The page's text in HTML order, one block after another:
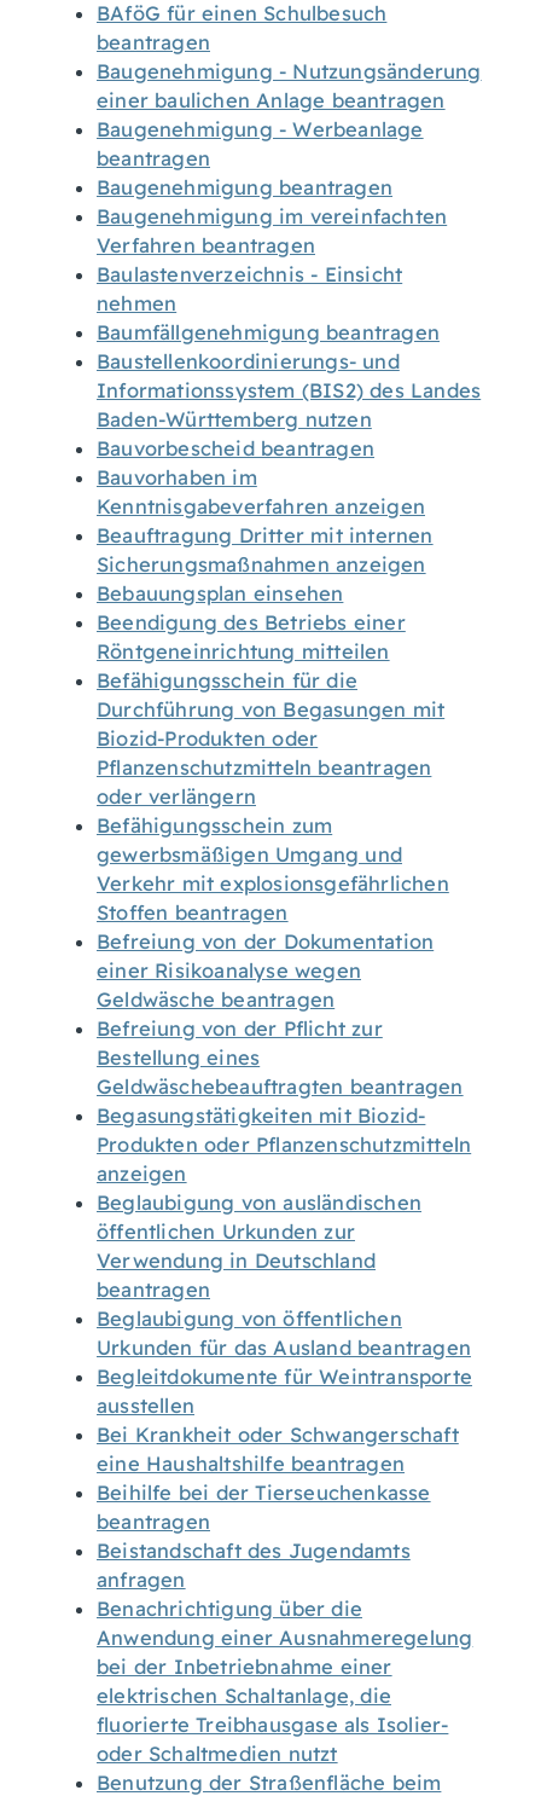
BAföG für einen Schulbesuch
beantragen
Baugenehmigung - Nutzungsänderung
einer baulichen Anlage beantragen
Baugenehmigung - Werbeanlage
beantragen
Baugenehmigung beantragen
Baugenehmigung im vereinfachten
Verfahren beantragen
Baulastenverzeichnis - Einsicht
nehmen
Baumfällgenehmigung beantragen
Baustellenkoordinierungs- und
Informationssystem (BIS2) des Landes
Baden-Württemberg nutzen
Bauvorbescheid beantragen
Bauvorhaben im
Kenntnisgabeverfahren anzeigen
Beauftragung Dritter mit internen
Sicherungsmaßnahmen anzeigen
Bebauungsplan einsehen
Beendigung des Betriebs einer
Röntgeneinrichtung mitteilen
Befähigungsschein für die
Durchführung von Begasungen mit
Biozid-Produkten oder
Pflanzenschutzmitteln beantragen
oder verlängern
Befähigungsschein zum
gewerbsmäßigen Umgang und
Verkehr mit explosionsgefährlichen
Stoffen beantragen
Befreiung von der Dokumentation
einer Risikoanalyse wegen
Geldwäsche beantragen
Befreiung von der Pflicht zur
Bestellung eines
Geldwäschebeauftragten beantragen
Begasungstätigkeiten mit Biozid-
Produkten oder Pflanzenschutzmitteln
anzeigen
Beglaubigung von ausländischen
öffentlichen Urkunden zur
Verwendung in Deutschland
beantragen
Beglaubigung von öffentlichen
Urkunden für das Ausland beantragen
Begleitdokumente für Weintransporte
ausstellen
Bei Krankheit oder Schwangerschaft
eine Haushaltshilfe beantragen
Beihilfe bei der Tierseuchenkasse
beantragen
Beistandschaft des Jugendamts
anfragen
Benachrichtigung über die
Anwendung einer Ausnahmeregelung
bei der Inbetriebnahme einer
elektrischen Schaltanlage, die
fluorierte Treibhausgase als Isolier-
oder Schaltmedien nutzt
Benutzung der Straßenfläche beim